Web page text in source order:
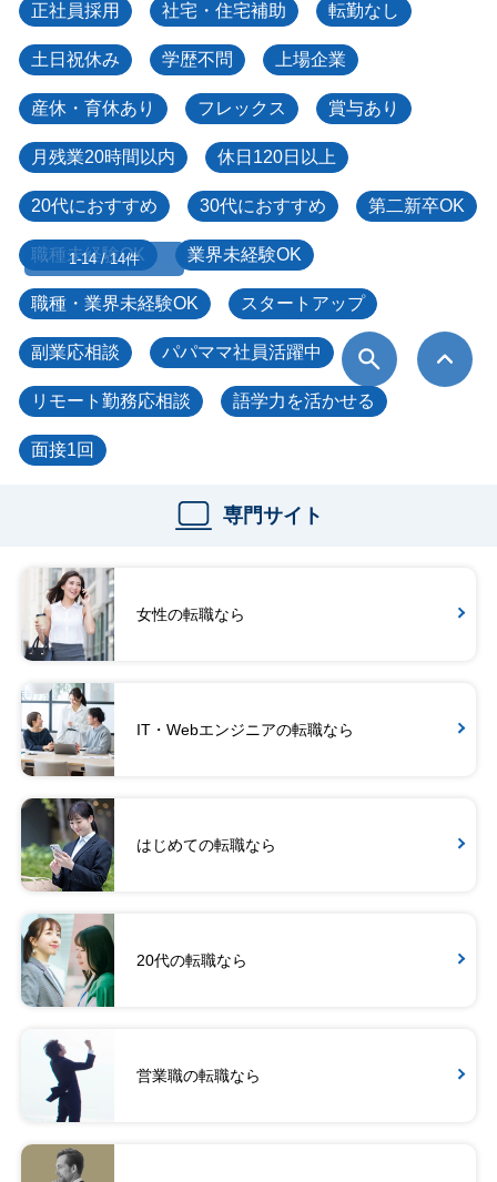
正社員採用 社宅・住宅補助 転勤なし
土日祝休み 学歴不問 上場企業
産休・育休あり フレックス 賞与あり
月残業20時間以内 休日120日以上
20代におすすめ 30代におすすめ 第二新卒OK
職種未経験OK 業界未経験OK
職種・業界未経験OK スタートアップ
副業応相談 パパママ社員活躍中
リモート勤務応相談 語学力を活かせる
面接1回
専門サイト
女性の転職なら
IT・Webエンジニアの転職なら
はじめての転職なら
20代の転職なら
営業職の転職なら
1-14 / 14件